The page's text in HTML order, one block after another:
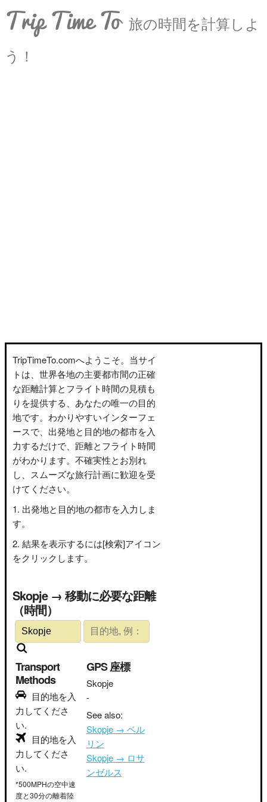
Trip Time To 旅の時間を計算しよ
う！
TripTimeTo.comへようこそ。当サイ
トは、世界各地の主要都市間の正確
な距離計算とフライト時間の見積も
りを提供する、あなたの唯一の目的
地です。わかりやすいインターフェ
ースで、出発地と目的地の都市を入
力するだけで、距離とフライト時間
がわかります。不確実性とお別れ
し、スムーズな旅行計画に歓迎を受
けてください。
出発地と目的地の都市を入力しま
す。
結果を表示するには[検索]アイコン
をクリックします。
Skopje → 移動に必要な距離
（時間）
Transport
Methods
目的地を入
力してくださ
い.
目的地を入
力してくださ
い.
*500MPHの空中速
度と30分の離着陸
GPS 座標
Skopje
-
See also:
Skopje → ベル
リン
Skopje → ロサ
ンゼルス